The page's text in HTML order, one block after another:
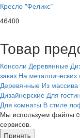
Кресло "Феликс"
46400
Товар
Консоли Деревянные
заказ На металлических
Деревянные Из массива
Дизайнерские Для
Для комнаты В стиле
Мы используем файлы
сервисов.
Принять